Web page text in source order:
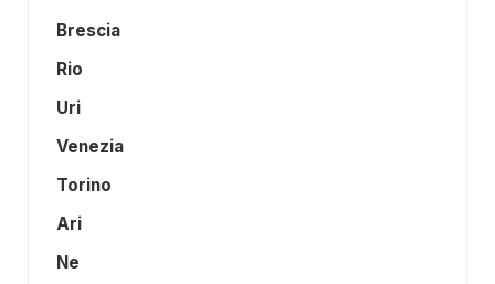
Brescia
Rio
Uri
Venezia
Torino
Ari
Ne